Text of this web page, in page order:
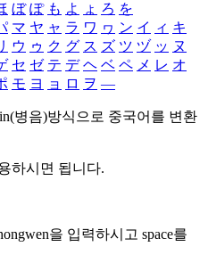
ぼ ぽ も よ ょ ろ を
マ ヤ ャ ラ ワ ヮ ン イ ィ キ
ウ ゥ ク グ ス ズ ツ ヅ ッ ヌ
セ ゼ テ デ ヘ ベ ペ メ レ オ
モ ヨ ョ ロ ヲ ―
병음)방식으로 중국어를 변환
하시면 됩니다.
을 입력하시고 space를